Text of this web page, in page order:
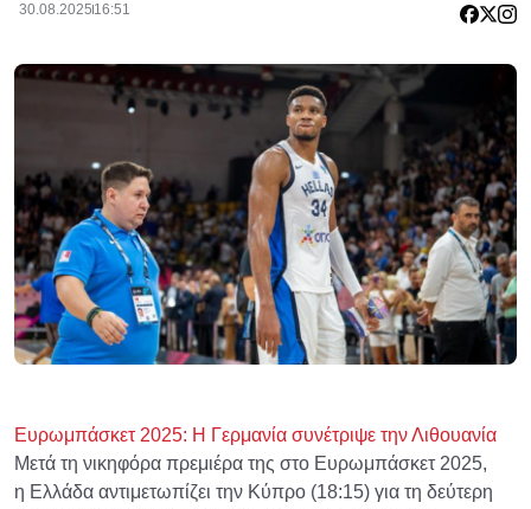
30.08.2025 16:51
Ευρωμπάσκετ 2025: Η Γερμανία συνέτριψε την Λιθουανία
Μετά τη νικηφόρα πρεμιέρα της στο Ευρωμπάσκετ 2025,
η Ελλάδα αντιμετωπίζει την Κύπρο (18:15) για τη δεύτερη